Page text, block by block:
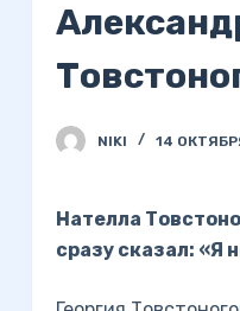
NIKI 14
Нателла
сразу сказал: «Я